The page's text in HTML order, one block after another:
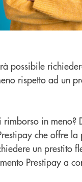
possibile
rispetto ad un
rimborso in
che offre
un prestito
Prestipay a